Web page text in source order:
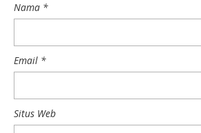
Nama *
Email *
Situs Web